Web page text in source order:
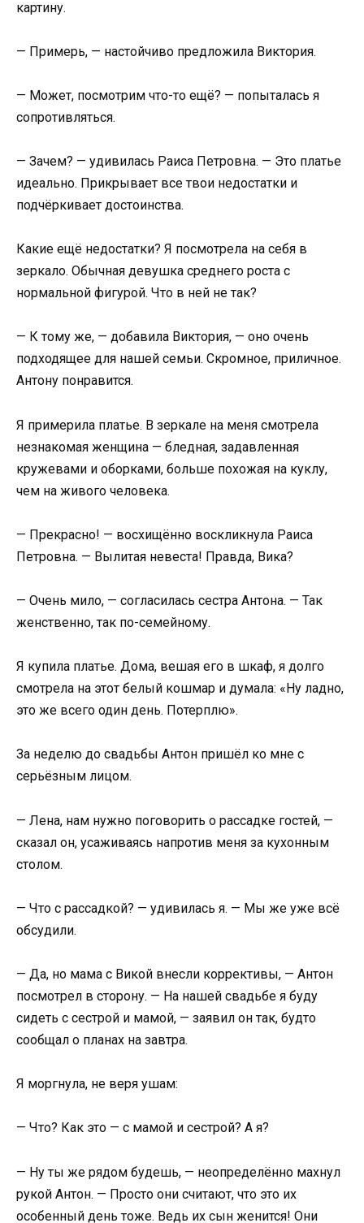
картину.
— Примерь, — настойчиво предложила Виктория.
— Может, посмотрим что-то ещё? — попыталась я
сопротивляться.
— Зачем? — удивилась Раиса Петровна. — Это платье
идеально. Прикрывает все твои недостатки и
подчёркивает достоинства.
Какие ещё недостатки? Я посмотрела на себя в
зеркало. Обычная девушка среднего роста с
нормальной фигурой. Что в ней не так?
— К тому же, — добавила Виктория, — оно очень
подходящее для нашей семьи. Скромное, приличное.
Антону понравится.
Я примерила платье. В зеркале на меня смотрела
незнакомая женщина — бледная, задавленная
кружевами и оборками, больше похожая на куклу,
чем на живого человека.
— Прекрасно! — восхищённо воскликнула Раиса
Петровна. — Вылитая невеста! Правда, Вика?
— Очень мило, — согласилась сестра Антона. — Так
женственно, так по-семейному.
Я купила платье. Дома, вешая его в шкаф, я долго
смотрела на этот белый кошмар и думала: «Ну ладно,
это же всего один день. Потерплю».
За неделю до свадьбы Антон пришёл ко мне с
серьёзным лицом.
— Лена, нам нужно поговорить о рассадке гостей, —
сказал он, усаживаясь напротив меня за кухонным
столом.
— Что с рассадкой? — удивилась я. — Мы же уже всё
обсудили.
— Да, но мама с Викой внесли коррективы, — Антон
посмотрел в сторону. — На нашей свадьбе я буду
сидеть с сестрой и мамой, — заявил он так, будто
сообщал о планах на завтра.
Я моргнула, не веря ушам:
— Что? Как это — с мамой и сестрой? А я?
— Ну ты же рядом будешь, — неопределённо махнул
рукой Антон. — Просто они считают, что это их
особенный день тоже. Ведь их сын женится! Они